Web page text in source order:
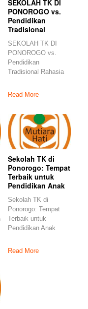
SEKOLAH TK DI
PONOROGO vs.
Pendidikan
Tradisional
SEKOLAH TK DI
PONOROGO vs.
Pendidikan
Tradisional Rahasia
Anak! Kenali
Read More
Sekolah TK di
Ponorogo: Tempat
Terbaik untuk
Pendidikan Anak
Sekolah TK di
Ponorogo: Tempat
Terbaik untuk
Pendidikan Anak
Anak Cerdas!
Read More